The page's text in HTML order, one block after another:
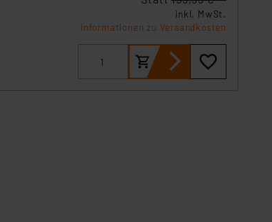
inkl. MwSt.
Informationen zu Versandkosten